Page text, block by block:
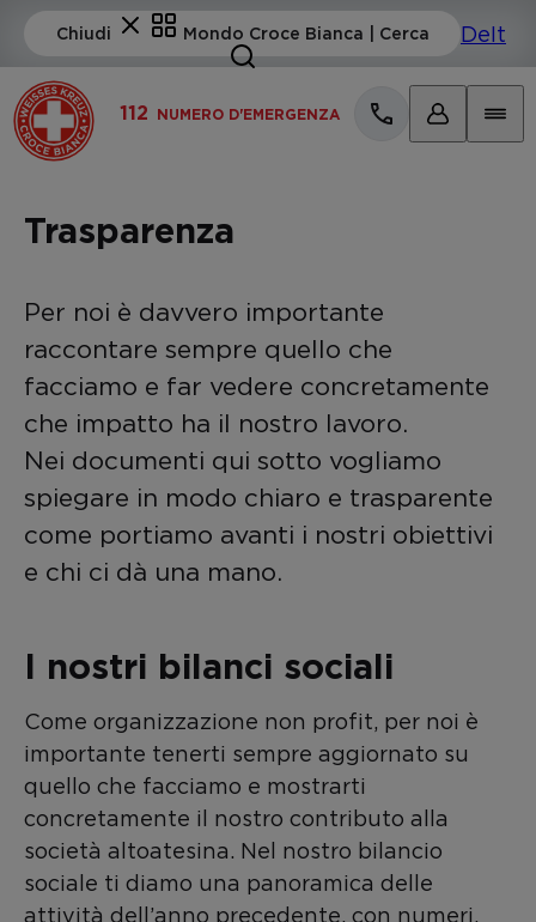
112 NUMERO D'EMERGENZA
Trasparenza
Per noi è davvero importante
raccontare sempre quello che
facciamo e far vedere concretamente
che impatto ha il nostro lavoro.
Nei documenti qui sotto vogliamo
spiegare in modo chiaro e trasparente
come portiamo avanti i nostri obiettivi
e chi ci dà una mano.
I nostri bilanci sociali
Come organizzazione non profit, per noi è
importante tenerti sempre aggiornato su
quello che facciamo e mostrarti
concretamente il nostro contributo alla
società altoatesina. Nel nostro bilancio
sociale ti diamo una panoramica delle
attività dell’anno precedente, con numeri,